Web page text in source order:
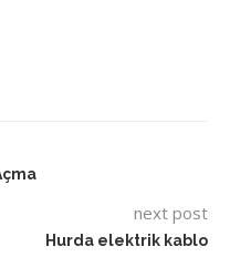
next post
Hurda elektrik kablo